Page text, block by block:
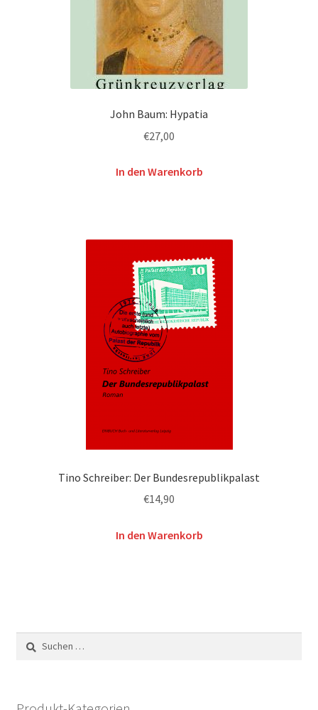
John Baum: Hypatia
€27,00
In den Warenkorb
Tino Schreiber: Der Bundesrepublikpalast
€14,90
In den Warenkorb
nach: